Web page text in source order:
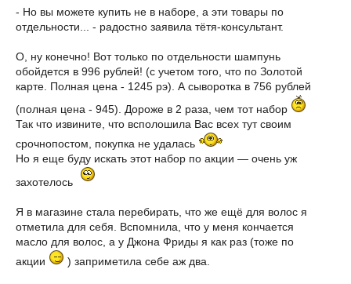
- Но вы можете купить не в наборе, а эти товары по
отдельности... - радостно заявила тётя-консультант.
О, ну конечно! Вот только по отдельности шампунь
обойдется в 996 рублей! (с учетом того, что по Золотой
карте. Полная цена - 1245 рэ). А сыворотка в 756 рублей
(полная цена - 945). Дороже в 2 раза, чем тот набор
Так что извините, что всполошила Вас всех тут своим
срочнопостом, покупка не удалась
Но я еще буду искать этот набор по акции — очень уж
захотелось
Я в магазине стала перебирать, что же ещё для волос я
отметила для себя. Вспомнила, что у меня кончается
масло для волос, а у Джона Фриды я как раз (тоже по
акции
) заприметила себе аж два.